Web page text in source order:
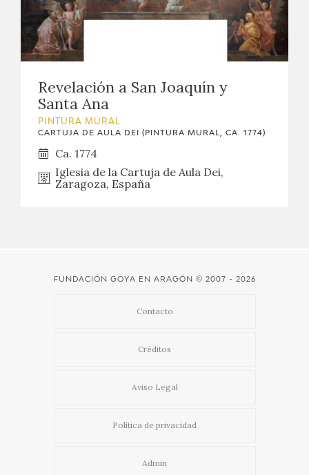
Revelación a San Joaquín y
Santa Ana
PINTURA MURAL
CARTUJA DE AULA DEI (PINTURA MURAL, CA. 1774)
Ca. 1774
Iglesia de la Cartuja de Aula Dei,
Zaragoza, España
FUNDACIÓN GOYA EN ARAGÓN © 2007 - 2026
Contacto
Créditos
Aviso Legal
Política de privacidad
Admin